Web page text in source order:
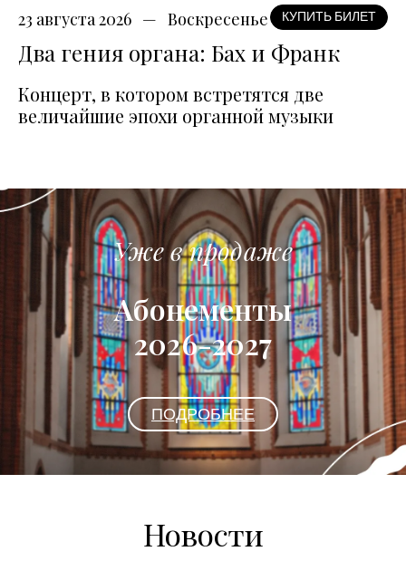
23 августа 2026 Воскресенье КУПИТЬ БИЛЕТ
Два гения органа: Бах и Франк
Концерт, в котором встретятся две
величайшие эпохи органной музыки
Уже в продаже
Абонементы
2026-2027
ПОДРОБНЕЕ
Новости